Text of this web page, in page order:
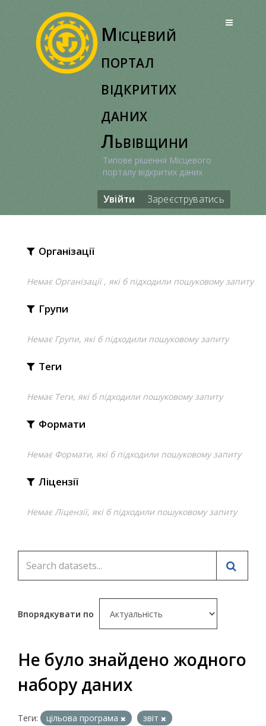
Місцевий
портал
відкритих
даних
Львівщини
Типове рішення Місцевого
порталу відкритих даних
Увійти Зареєструватись
Організації
Немає Організації , які б підходили пошуковому запиту
Групи
Немає Групи, які б підходили пошуковому запиту
Теги
Немає Теги, які б підходили пошуковому запиту
Формати
Немає Формати, які б підходили пошуковому запиту
Ліцензії
Немає Ліцензії, які б підходили пошуковому запиту
Впорядкувати по
Не було знайдено жодного
набору даних
Теги: цільова програма
звіт